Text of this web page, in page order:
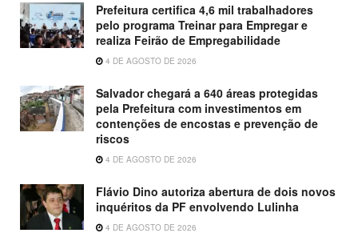
Prefeitura certifica 4,6 mil trabalhadores
pelo programa Treinar para Empregar e
realiza Feirão de Empregabilidade
4 DE AGOSTO DE 2026
Salvador chegará a 640 áreas protegidas
pela Prefeitura com investimentos em
contenções de encostas e prevenção de
riscos
4 DE AGOSTO DE 2026
Flávio Dino autoriza abertura de dois novos
inquéritos da PF envolvendo Lulinha
4 DE AGOSTO DE 2026